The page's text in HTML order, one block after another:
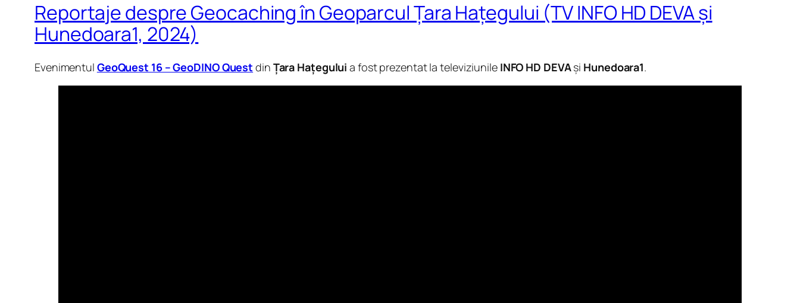
Reportaje despre Geocaching în Geoparcul Țara Hațegului (TV INFO HD DEVA și
Hunedoara1, 2024)
Evenimentul GeoQuest 16 – GeoDINO Quest din Țara Hațegului a fost prezentat la televiziunile INFO HD DEVAși Hunedoara1.